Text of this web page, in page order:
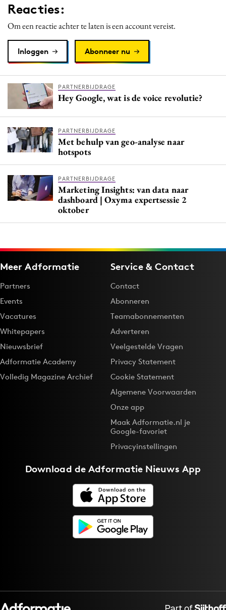
Reacties:
Om een reactie achter te laten is een account vereist.
Inloggen Abonneer nu
PARTNERBIJDRAGE
Hey Google, wat is de voice revolutie?
PARTNERBIJDRAGE
Met behulp van geo-analyse naar
hotspots
PARTNERBIJDRAGE
Marketing Insights: van data naar
dashboard | Oxyma expertsessie 2
oktober
Meer Adformatie
Partners
Events
Vacatures
Whitepapers
Nieuwsbrief
Adformatie Academy
Volledig Magazine Archief
Service & Contact
Contact
Abonneren
Teamabonnementen
Adverteren
Veelgestelde Vragen
Privacy Statement
Cookie Statement
Algemene Voorwaarden
Onze app
Maak Adformatie.nl je
Google-favoriet
Privacyinstellingen
Download deAdformatie Nieuws App